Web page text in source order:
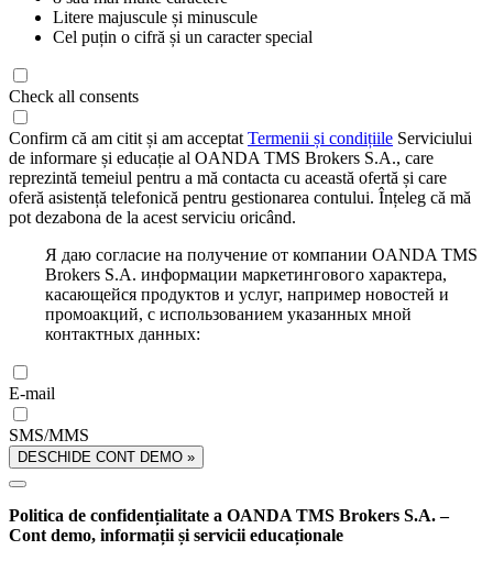
Litere majuscule și minuscule
Cel puțin o cifră și un caracter special
Check all consents
Confirm că am citit și am acceptat Termenii și condițiile Serviciului
de informare și educație al OANDA TMS Brokers S.A., care
reprezintă temeiul pentru a mă contacta cu această ofertă și care
oferă asistență telefonică pentru gestionarea contului. Înțeleg că mă
pot dezabona de la acest serviciu oricând.
Я даю согласие на получение от компании OANDA TMS
Brokers S.A. информации маркетингового характера,
касающейся продуктов и услуг, например новостей и
промоакций, с использованием указанных мной
контактных данных:
E-mail
SMS/MMS
DESCHIDE CONT DEMO »
Politica de confidențialitate a OANDA TMS Brokers S.A. –
Cont demo, informații și servicii educaționale